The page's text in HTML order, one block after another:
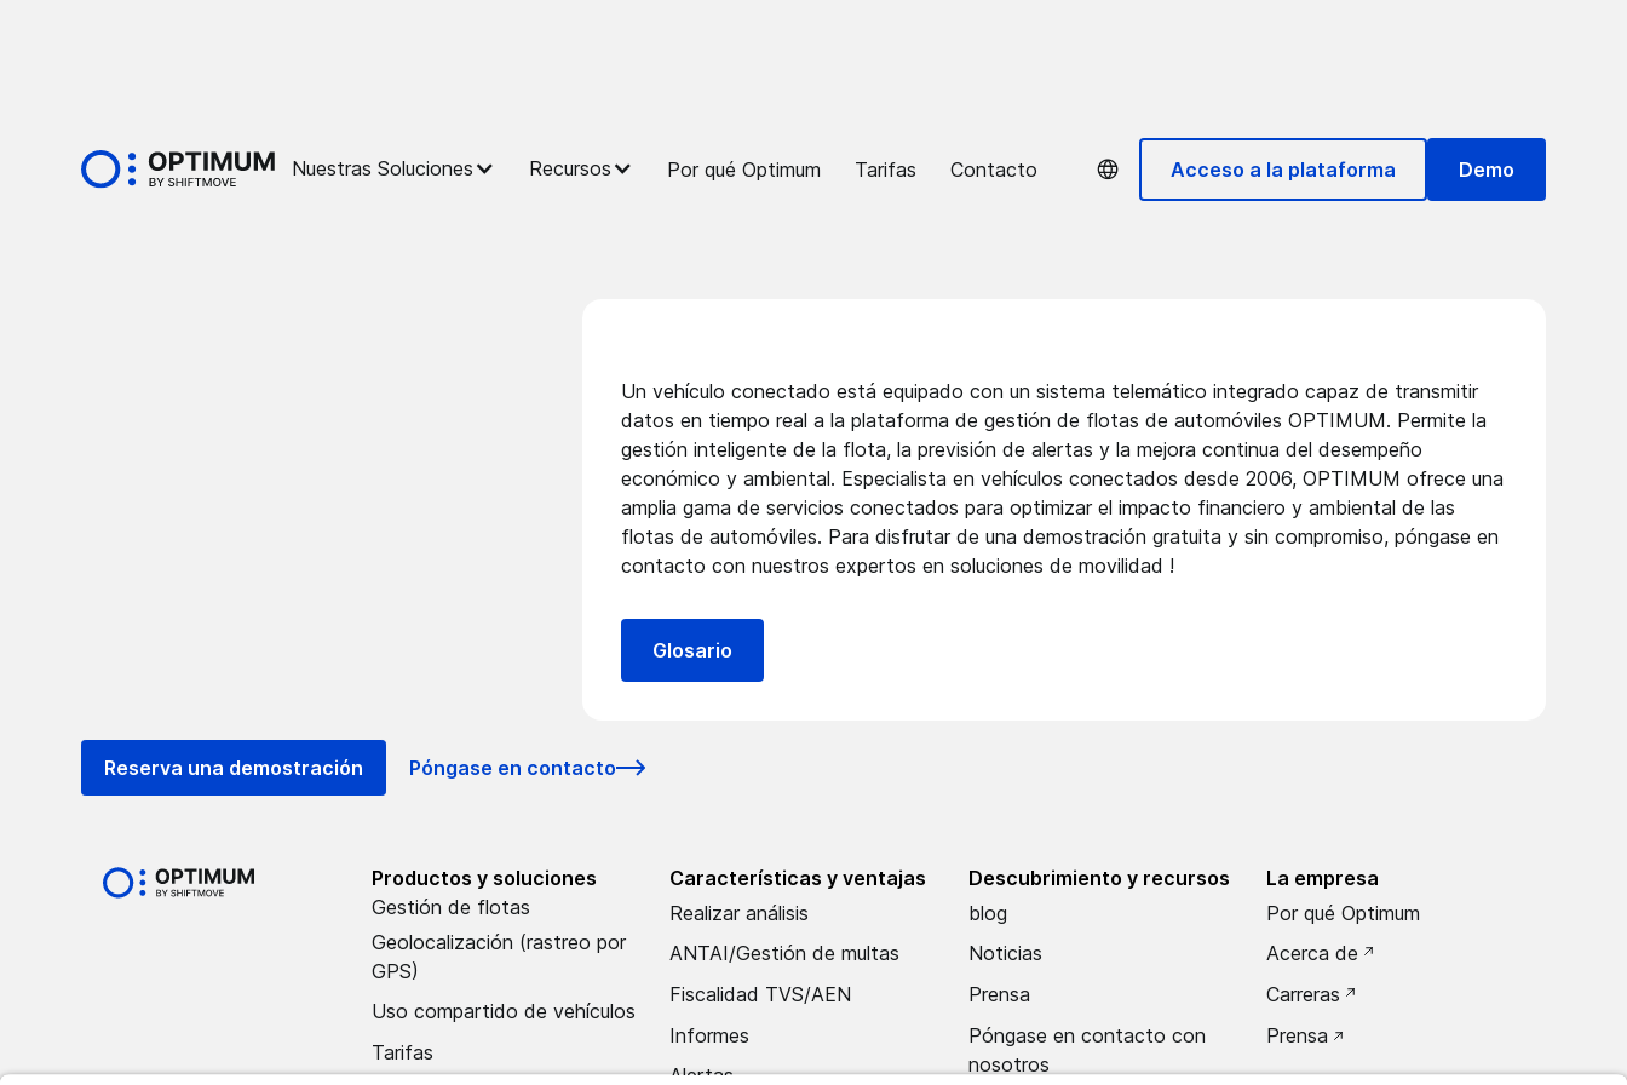
Nuestras Soluciones Recursos Por qué Optimum Tarifas Contacto Acceso a la plataforma Demo
Vehículo conectado
Un vehículo conectado está equipado con un sistema telemático integrado capaz de transmitir
datos en tiempo real a la plataforma de gestión de flotas de automóviles OPTIMUM. Permite la
gestión inteligente de la flota, la previsión de alertas y la mejora continua del desempeño
económico y ambiental. Especialista en vehículos conectados desde 2006, OPTIMUM ofrece una
amplia gama de servicios conectados para optimizar el impacto financiero y ambiental de las
flotas de automóviles. Para disfrutar de una demostración gratuita y sin compromiso,póngase en
contacto con nuestros expertos en soluciones de movilidad !
Glosario
Reserva una demostración Póngase en contacto
Productos y soluciones
Gestión de flotas
Geolocalización (rastreo por
GPS)
Uso compartido de vehículos
Tarifas
Características y ventajas
Realizar análisis
ANTAI/Gestión de multas
Fiscalidad TVS/AEN
Informes
Alertas
Descubrimiento y recursos
blog
Noticias
Prensa
Póngase en contacto con
nosotros
La empresa
Por qué Optimum
Acerca de
Carreras
Prensa